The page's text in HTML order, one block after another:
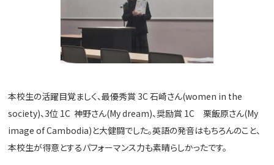
本校生の活躍目覚ましく、最優秀賞 3C 石崎さん(women in the
society)、3位 1C 神野さん(My dream)、奨励賞 1C 栗飯原さん(My
image of Cambodia)と大健闘でした。英語の発音はもちろんのこと、
本校生が得意とするパフォーマンス力も素晴らしかったです。